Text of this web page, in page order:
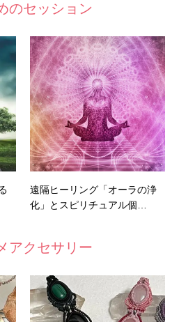
のセッション
遠隔ヒーリング「オーラの浄
化」とスピリチュアル個…
アクセサリー